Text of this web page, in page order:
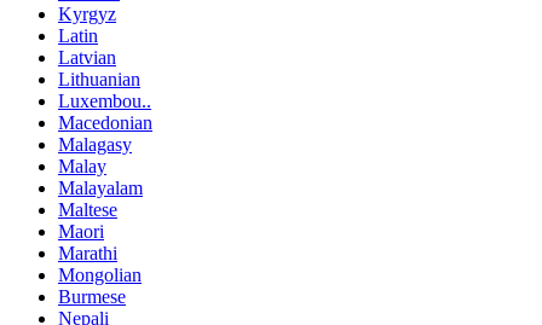
Kyrgyz
Latin
Latvian
Lithuanian
Luxembou..
Macedonian
Malagasy
Malay
Malayalam
Maltese
Maori
Marathi
Mongolian
Burmese
Nepali